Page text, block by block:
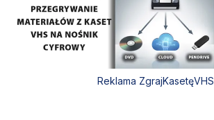
Reklama ZgrajKasetęVHS